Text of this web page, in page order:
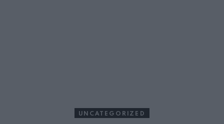
UNCATEGORIZED